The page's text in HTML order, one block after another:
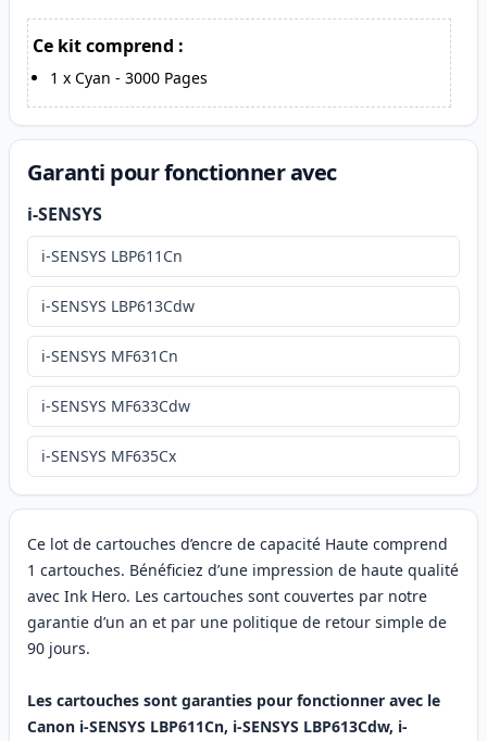
Ce kit comprend :
1 x Cyan - 3000 Pages
Ce lot de cartouches d’encre de capacité Haute comprend
1 cartouches. Bénéficiez d’une impression de haute qualité
avec Ink Hero. Les cartouches sont couvertes par notre
garantie d’un an et par une politique de retour simple de
90 jours.
Les cartouches sont garanties pour fonctionner avec le
Canon i-SENSYS LBP611Cn, i-SENSYS LBP613Cdw, i-
Garanti pour fonctionner avec
i-SENSYS
i-SENSYS LBP611Cn
i-SENSYS LBP613Cdw
i-SENSYS MF631Cn
i-SENSYS MF633Cdw
i-SENSYS MF635Cx